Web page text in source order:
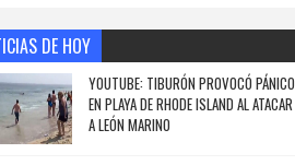
DE HOY
YOUTUBE: TIBURÓN PROVOCÓ PÁNICO
EN PLAYA DE RHODE ISLAND AL ATACAR
A LEÓN MARINO